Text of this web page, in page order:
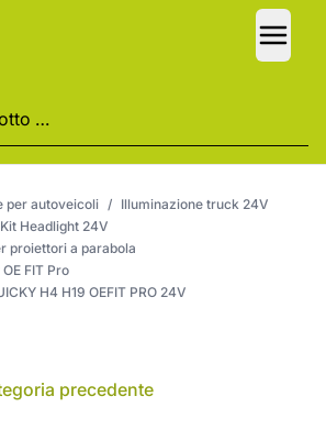
per autoveicoli / Illuminazione truck 24V
Kit Headlight 24V
proiettori a parabola
FIT Pro
H4 H19 OEFIT PRO 24V
precedente